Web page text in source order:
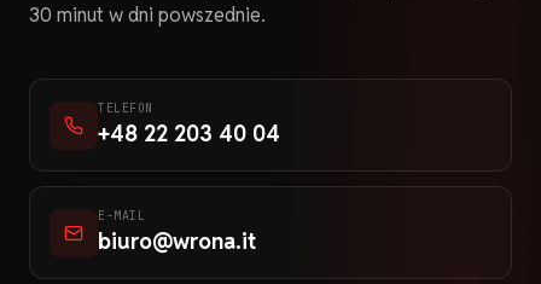
30 minut w dni powszednie.
TELEFON
+48 22 203 40 04
E-MAIL
biuro@wrona.it